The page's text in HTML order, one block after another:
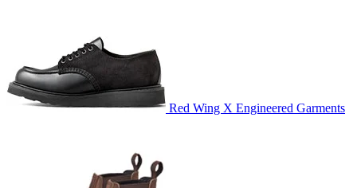
Red Wing X Engineered Garments